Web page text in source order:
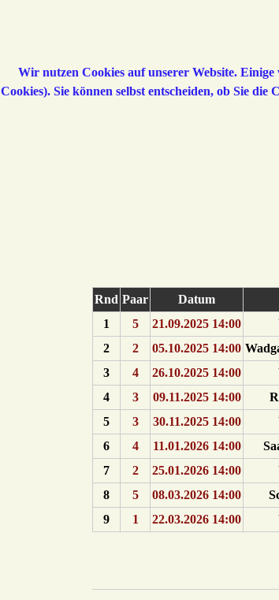
Rnd Paar Datum
1
5 21.09.2025 14:00
2
2 05.10.2025 14:00
3
4 26.10.2025 14:00
4
3 09.11.2025 14:00
5
3 30.11.2025 14:00
6
4 11.01.2026 14:00
7
2 25.01.2026 14:00
8
5 08.03.2026 14:00
9
1 22.03.2026 14:00
Wir nutzen Cookies auf unserer Website.
Cookies). Sie können selbst entscheiden, ob Sie